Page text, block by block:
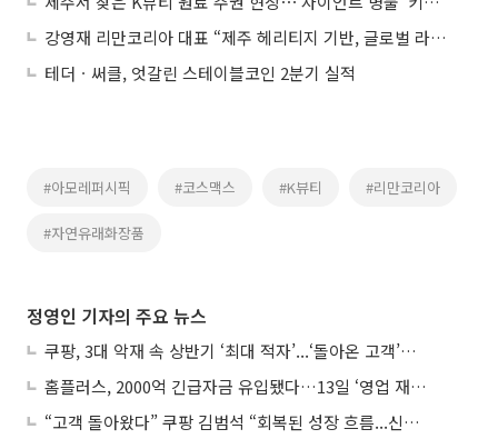
강영재 리만코리아 대표 “제주 헤리티지 기반, 글로벌 라이프 스타일 기업 도약”
테더ㆍ써클, 엇갈린 스테이블코인 2분기 실적
#아모레퍼시픽 #코스맥스 #K뷰티 #리만코리아
#자연유래화장품
정영인 기자의 주요 뉴스
쿠팡, 3대 악재 속 상반기 ‘최대 적자’...‘돌아온 고객’에 수익성 반등 주목
홈플러스, 2000억 긴급자금 유입됐다…13일 ‘영업 재개’
“고객 돌아왔다” 쿠팡 김범석 “회복된 성장 흐름...신사업 확대 위한 투자 유지”